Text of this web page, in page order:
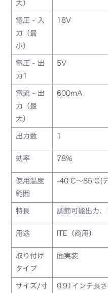
大）
電圧 - 入
力（最
小）
18V
電圧 - 出
力1
5V
電流 - 出
力（最
大）
600mA
出力数 1
効率 78%
使用温度
範囲
-40°C～85°C(
特長 調節可能出力
用途 ITE（商用）
取り付け
タイプ
面実装
サイズ/寸
0.91インチ長